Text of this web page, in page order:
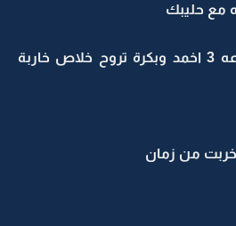
مع حليبك
بعدين وين بتروح الساعه 3 اخمد وبكرة تروح خلاص خاربة
خربت من زمان